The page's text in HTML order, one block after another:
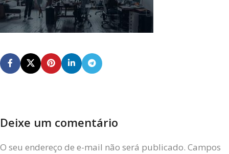
Deixe um comentário
O seu endereço de e-mail não será publicado. Campos